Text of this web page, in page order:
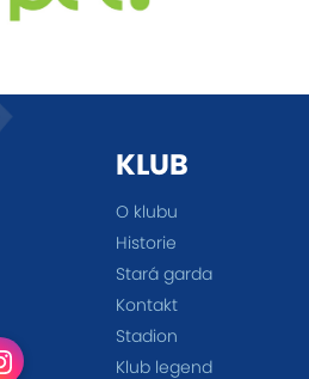
KLUB
O klubu
Historie
Stará garda
Kontakt
Stadion
Klub legend